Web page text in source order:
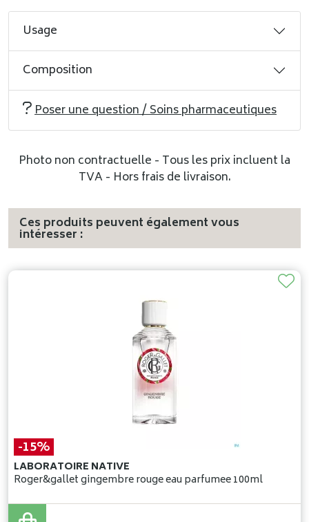
Usage
Composition
Poser une question / Soins pharmaceutiques
Photo non contractuelle - Tous les prix incluent la
TVA - Hors frais de livraison.
Ces produits peuvent également vous
intéresser :
-15%
LABORATOIRE NATIVE
Roger&gallet gingembre rouge eau parfumee 100ml
39,90